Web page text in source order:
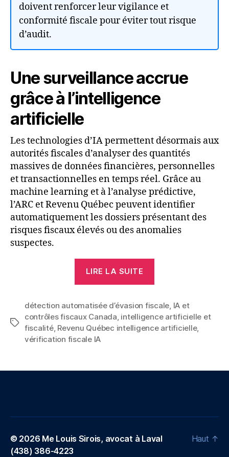
doivent renforcer leur vigilance et
conformité fiscale pour éviter tout risque
d’audit.
Une surveillance accrue
grâce à l’intelligence
artificielle
Les technologies d’IA permettent désormais aux
autorités fiscales d’analyser des quantités
massives de données financières, personnelles
et transactionnelles en temps réel. Grâce au
machine learning et à l’analyse prédictive,
l’ARC et Revenu Québec peuvent identifier
automatiquement les dossiers présentant des
risques fiscaux élevés ou des anomalies
suspectes.
LIRE LA SUITE
fiscalité
:
Contrôles
Étiquettes
détection automatisée d’évasion fiscale IA et
contrôles fiscaux Canada intelligence artificielle et
fiscalité, Revenu Québec intelligence artificielle,
vérification fiscale IA
© 2026 Me Louis Sirois, avocat à Laval
(438) 386-4223
Haut ↑